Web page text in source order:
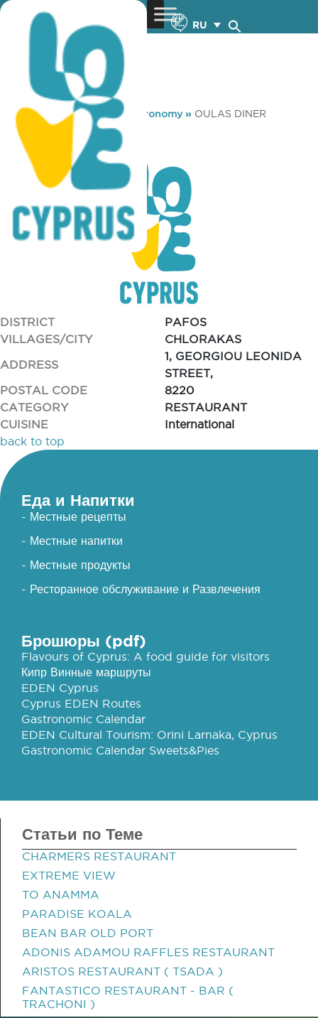
RU
You are here: Home »Gastronomy» OULAS DINER
OULAS DINER
DISTRICT
PAFOS
VILLAGES/CITY
CHLORAKAS
ADDRESS
1, GEORGIOU LEONIDA
STREET,
POSTAL CODE
8220
CATEGORY
RESTAURANT
CUISINE
International
back to top
Еда и Напитки
- Местные рецепты
- Местные напитки
- Местные продукты
- Ресторанное обслуживание и Развлечения
Брошюры (pdf)
Flavours of Cyprus: A food guide for visitors
Кипр Винные маршруты
EDEN Cyprus
Cyprus EDEN Routes
Gastronomic Calendar
EDEN Cultural Tourism: Orini Larnaka, Cyprus
Gastronomic Calendar Sweets&Pies
Статьи по Теме
CHARMERS RESTAURANT
EXTREME VIEW
TO ANAMMA
PARADISE KOALA
BEAN BAR OLD PORT
ADONIS ADAMOU RAFFLES RESTAURANT
ARISTOS RESTAURANT ( TSADA )
FANTASTICO RESTAURANT - BAR (
TRACHONI )